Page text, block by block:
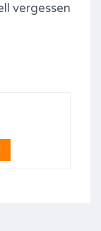
vergessen